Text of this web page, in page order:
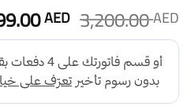
3,200.00AED السعر
الأصلي
هو:
3,200.00 AED.
AED